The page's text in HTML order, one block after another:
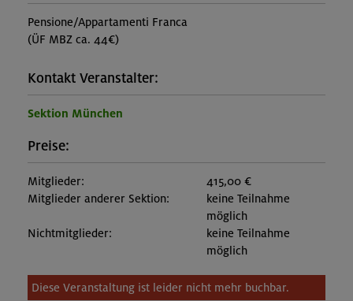
Pensione/Appartamenti Franca
(ÜF MBZ ca. 44€)
Kontakt Veranstalter:
Sektion München
Preise:
Mitglieder:
415,00 €
Mitglieder anderer Sektion:
keine Teilnahme
möglich
Nichtmitglieder:
keine Teilnahme
möglich
Diese Veranstaltung ist leider nicht mehr buchbar.